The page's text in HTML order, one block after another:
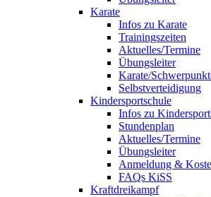
Karate
Infos zu Karate
Trainingszeiten
Aktuelles/Termine
Übungsleiter
Karate/
Selbstverteidigung
Kindersportschule
Infos zu
Stundenplan
Aktuelles/Termine
Übungsleiter
Anmeldung &
FAQs KiSS
Kraftdreikampf